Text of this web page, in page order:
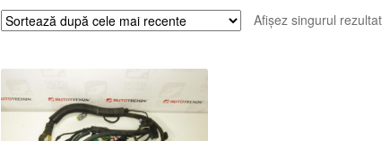
Afișez singurul rezultat